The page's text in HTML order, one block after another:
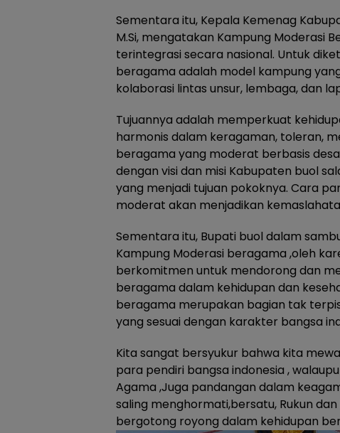
Sementara itu, Kepala Kemenag
M.Si, mengatakan Kampung Moderasi
terintegrasi secara nasional. Untuk
beragama adalah model kampung
kolaborasi lintas unsur, lembaga, dan
Tujuannya adalah memperkuat
harmonis dalam keragaman, toleran,
beragama yang moderat berbasis
dengan visi dan misi Kabupaten buol
yang menjadi tujuan pokoknya. Cara
moderat akan menjadikan
Sementara itu, Bupati buol dalam
Kampung Moderasi beragama ,oleh
berkomitmen untuk mendorong dan
beragama dalam kehidupan dan
beragama merupakan bagian tak
yang sesuai dengan karakter bangsa
Kita sangat bersyukur bahwa kita
para pendiri bangsa indonesia ,
Agama ,Juga pandangan dalam
saling menghormati,bersatu, Rukun
bergotong royong dalam kehidupan